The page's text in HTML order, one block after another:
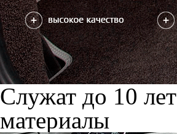
Служат до 10 лет
материалы